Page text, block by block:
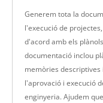
Generem tota la
l'execució de
d'acord amb els
documentació inclou
memòries
l'aprovació i execució
enginyeria. Ajudem